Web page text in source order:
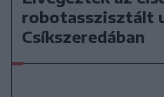
robotasszisztált
Csíkszeredában